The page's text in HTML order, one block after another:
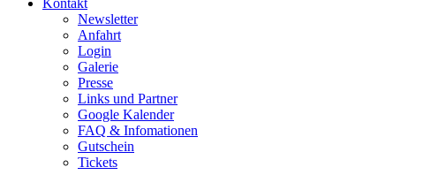
Kontakt
Newsletter
Anfahrt
Login
Galerie
Presse
Links und Partner
Google Kalender
FAQ & Infomationen
Gutschein
Tickets